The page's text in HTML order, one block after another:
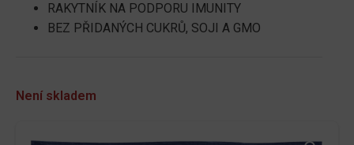
RAKYTNÍK NA PODPORU IMUNITY
BEZ PŘIDANÝCH CUKRŮ, SOJI A GMO
Není skladem